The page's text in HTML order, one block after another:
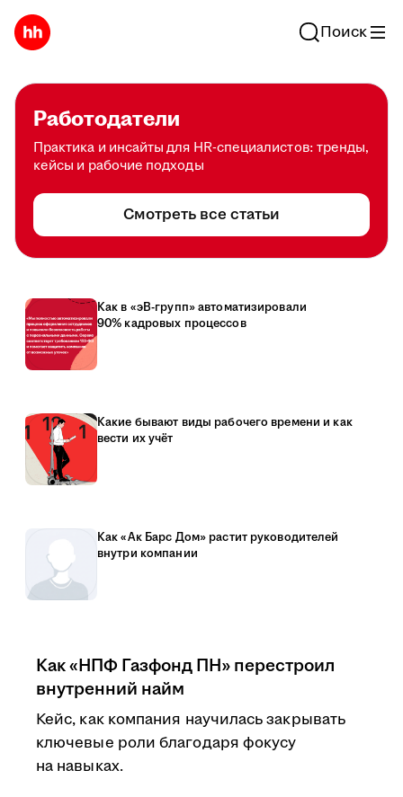
Поиск
Работодатели
Практика и инсайты для HR-специалистов: тренды,
кейсы и рабочие подходы
Смотреть все статьи
Как в «эВ-групп» автоматизировали
90% кадровых процессов
Какие бывают виды рабочего времени и как
вести их учёт
Как «Ак Барс Дом» растит руководителей
внутри компании
Как «НПФ Газфонд ПН» перестроил
внутренний найм
Кейс, как компания научилась закрывать
ключевые роли благодаря фокусу
на навыках.